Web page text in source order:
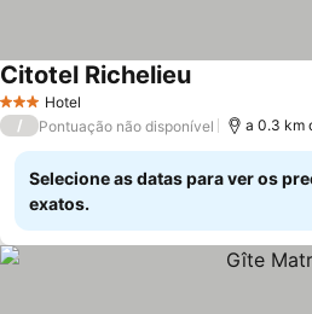
3 EstrelasHotel
Citotel RichelieuVer preços
/ Pontuação não disponível a 0.3 km
Selecione as datas para ver os
exatos.